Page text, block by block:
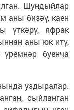
Шундыйлар
аны бизәү, каен
үткәрү, яфрак
аны юк итү,
үремнәр буенча
уздыралар.
сыйланган